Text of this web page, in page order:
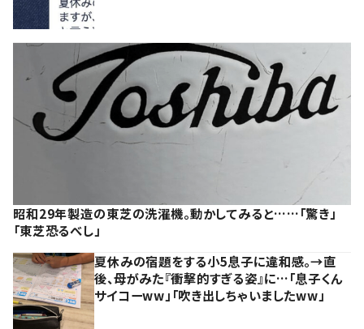
昭和29年製造の東芝の洗濯機。動かしてみると……「驚き」
「東芝恐るべし」
夏休みの宿題をする小5息子に違和感。→直
後、母がみた『衝撃的すぎる姿』に…「息子くん
サイコーww」「吹き出しちゃいましたww」